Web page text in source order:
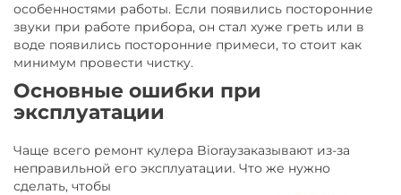
особенностями работы. Если появились посторонние
звуки при работе прибора, он стал хуже греть или в
воде появились посторонние примеси, то стоит как
минимум провести чистку.
Основные ошибки при
эксплуатации
Чаще всего ремонт кулера Biorayзаказывают из-за
неправильной его эксплуатации. Что же нужно
сделать, чтобы